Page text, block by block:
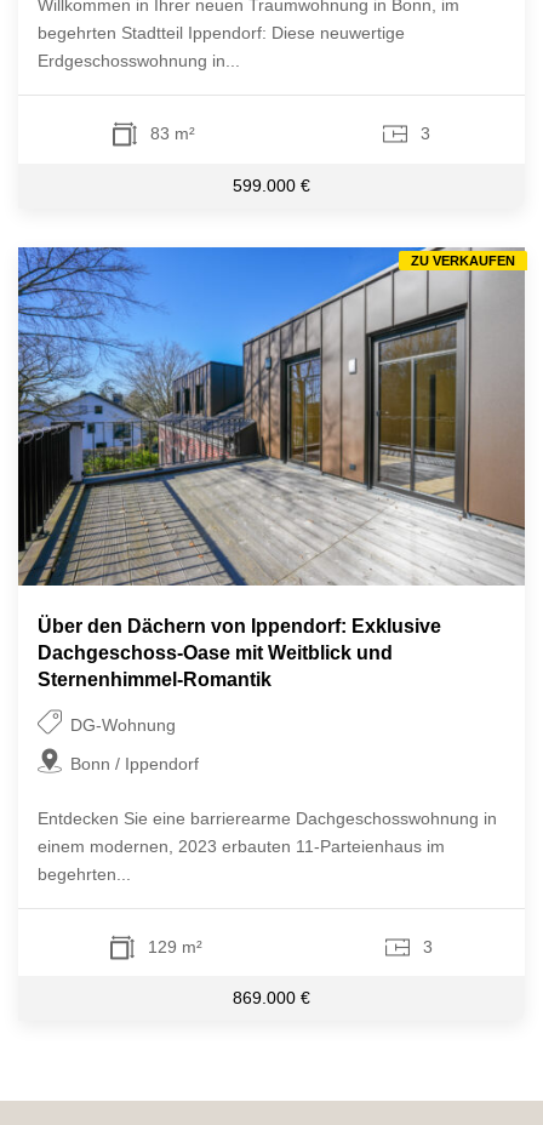
Willkommen in Ihrer neuen Traumwohnung in Bonn, im
begehrten Stadtteil Ippendorf: Diese neuwertige
Erdgeschosswohnung in...
83 m² 3
599.000 €
Über den Dächern von Ippendorf: Exklusive
Dachgeschoss-Oase mit Weitblick und
Sternenhimmel-Romantik
DG-Wohnung
Bonn / Ippendorf
Entdecken Sie eine barrierearme Dachgeschosswohnung in
einem modernen, 2023 erbauten 11-Parteienhaus im
begehrten...
129 m² 3
869.000 €
ZU VERKAUFEN